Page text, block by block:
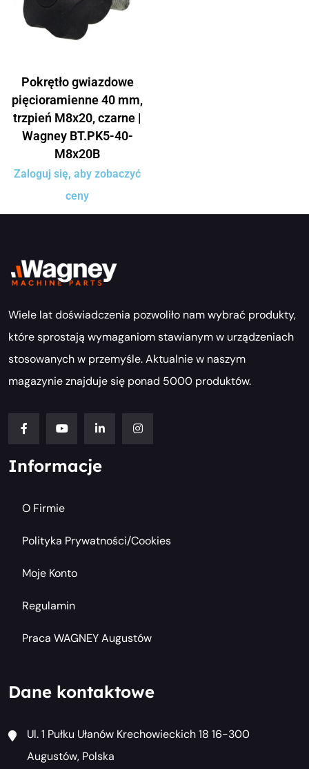
Pokrętło gwiazdowe
pięcioramienne 40 mm,
trzpień M8x20, czarne |
Wagney BT.PK5-40-
M8x20B
Zaloguj się, aby zobaczyć
ceny
Wiele lat doświadczenia pozwoliło nam wybrać produkty,
które sprostają wymaganiom stawianym w urządzeniach
stosowanych w przemyśle. Aktualnie w naszym
magazynie znajduje się ponad 5000 produktów.
Informacje
O Firmie
Polityka Prywatności/cookies
Moje Konto
Regulamin
Praca WAGNEY Augustów
Dane kontaktowe
Ul. 1 Pułku Ułanów Krechowieckich 18 16-300
Augustów, Polska